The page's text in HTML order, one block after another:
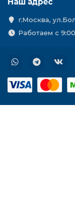
г.Москва,
Работаем с